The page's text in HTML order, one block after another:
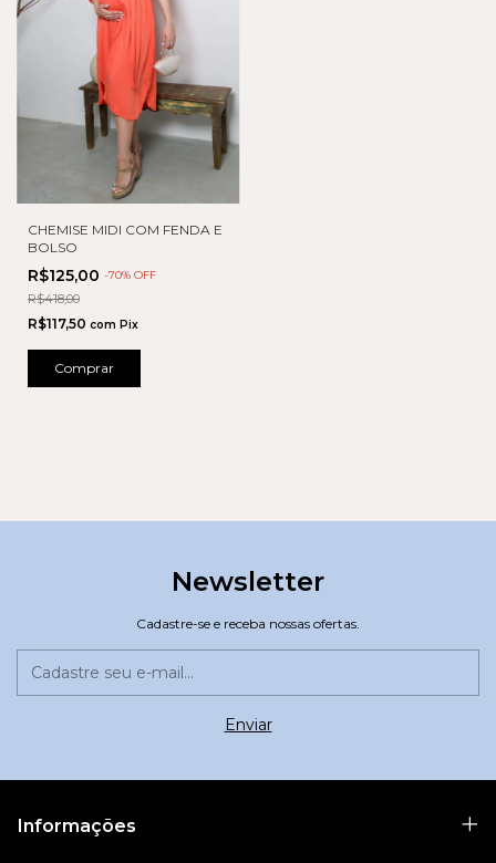
CHEMISE MIDI COM FENDA E
BOLSO
R$125,00 -70% OFF
R$418,00
R$117,50 com Pix
Comprar
Newsletter
Cadastre-se e receba nossas ofertas.
Informações